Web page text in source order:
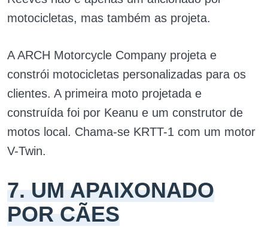
motocicletas, mas também as projeta.
A ARCH Motorcycle Company projeta e
constrói motocicletas personalizadas para os
clientes. A primeira moto projetada e
construída foi por Keanu e um construtor de
motos local. Chama-se KRTT-1 com um motor
V-Twin.
7. UM APAIXONADO
POR CÃES